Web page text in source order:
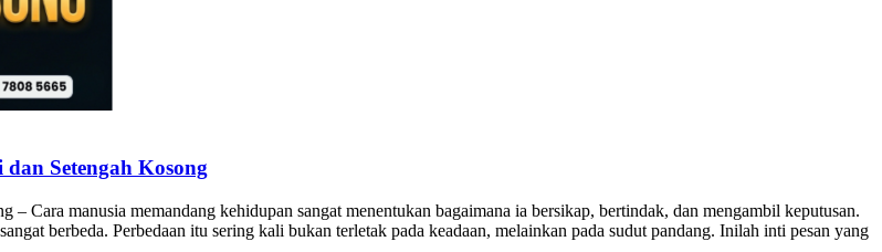
Setengah Kosong
Cara manusia memandang kehidupan sangat menentukan bagaimana ia bersikap, bertindak, dan mengambil keputusan.
berbeda. Perbedaan itu sering kali bukan terletak pada keadaan, melainkan pada sudut pandang. Inilah inti pesan yang